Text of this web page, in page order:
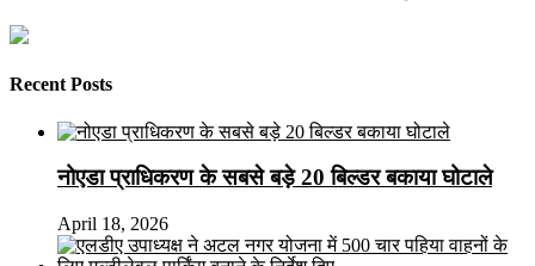
Recent Posts
नोएडा प्राधिकरण के सबसे बड़े 20 बिल्डर बकाया घोटाले
April 18, 2026